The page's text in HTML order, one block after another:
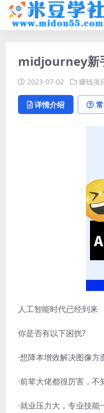
midjourney新
2023-07-02 赚钱项
详情介绍
人工智能时代已经到来
你是否有以下困扰?
·想降本增效解决图像方
·前辈大佬都很厉害，不
·就业压力大，专业技能